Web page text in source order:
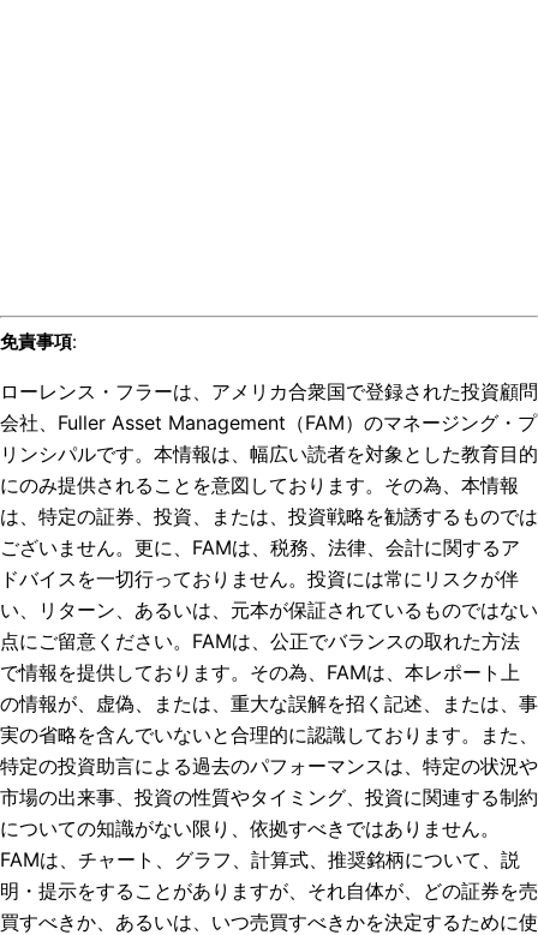
免責事項:
ローレンス・フラーは、アメリカ合衆国で登録された投資顧問
会社、Fuller Asset Management（FAM）のマネージング・プ
リンシパルです。本情報は、幅広い読者を対象とした教育目的
にのみ提供されることを意図しております。その為、本情報
は、特定の証券、投資、または、投資戦略を勧誘するものでは
ございません。更に、FAMは、税務、法律、会計に関するア
ドバイスを一切行っておりません。投資には常にリスクが伴
い、リターン、あるいは、元本が保証されているものではない
点にご留意ください。FAMは、公正でバランスの取れた方法
で情報を提供しております。その為、FAMは、本レポート上
の情報が、虚偽、または、重大な誤解を招く記述、または、事
実の省略を含んでいないと合理的に認識しております。また、
特定の投資助言による過去のパフォーマンスは、特定の状況や
市場の出来事、投資の性質やタイミング、投資に関連する制約
についての知識がない限り、依拠すべきではありません。
FAMは、チャート、グラフ、計算式、推奨銘柄について、説
明・提示をすることがありますが、それ自体が、どの証券を売
買すべきか、あるいは、いつ売買すべきかを決定するために使